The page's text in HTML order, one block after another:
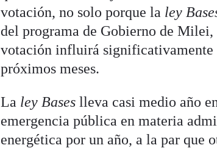
votación, no solo porque la ley
del programa de Gobierno de
votación influirá
próximos meses.
La ley Baseslleva casi medio año
emergencia pública en materia
energética por un año, a la par que